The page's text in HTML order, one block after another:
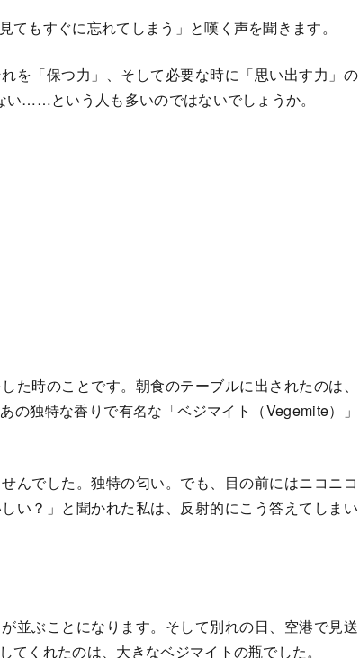
もすぐに忘れてしまう」と嘆く声を聞きます。
を「保つ力」、そして必要な時に「思い出す力」の
……という人も多いのではないでしょうか。
時のことです。朝食のテーブルに出されたのは、
の独特な香りで有名な「ベジマイト（Vegemite）」
んでした。独特の匂い。でも、目の前にはニコニコ
い？」と聞かれた私は、反射的にこう答えてしまい
並ぶことになります。そして別れの日、空港で見送
くれたのは、大きなベジマイトの瓶でした。